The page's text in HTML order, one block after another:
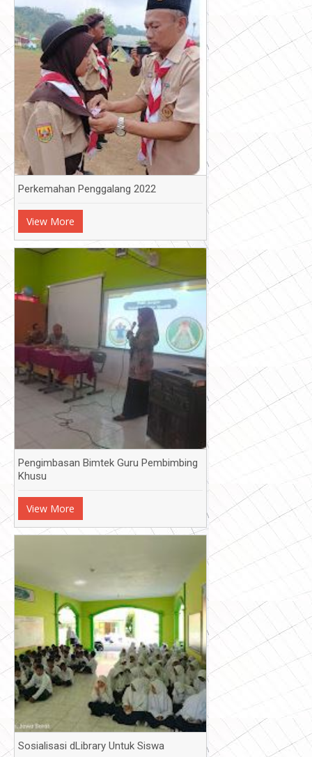
Perkemahan Penggalang 2022
View More
Pengimbasan Bimtek Guru Pembimbing
Khusu
View More
Sosialisasi dLibrary Untuk Siswa